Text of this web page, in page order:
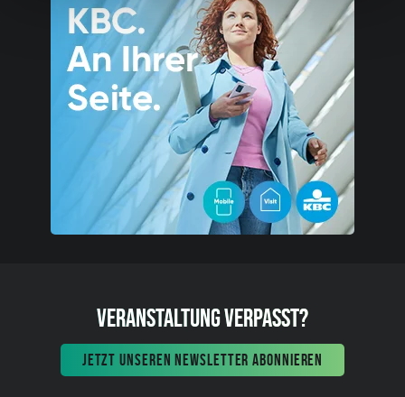
VERANSTALTUNG VERPASST?
JETZT UNSEREN NEWSLETTER ABONNIEREN